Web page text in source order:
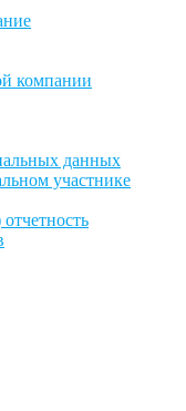
компании
данных
участнике